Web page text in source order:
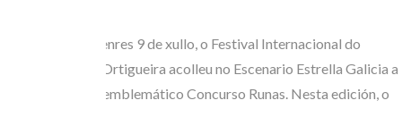
Na xornada do venres 9 de xullo, o Festival Internacional do
Mundo Celta de Ortigueira acolleu no Escenario Estrella Galicia a
gran final do seu emblemático Concurso Runas. Nesta edición, o